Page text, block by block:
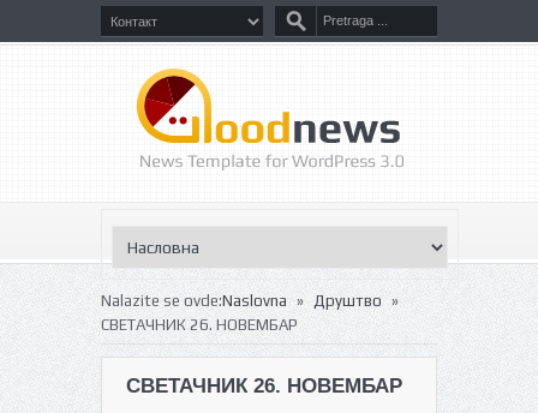
Nalazite se ovde:Naslovna » Друштво »
СВЕТАЧНИК 26. НОВЕМБАР
СВЕТАЧНИК 26. НОВЕМБАР